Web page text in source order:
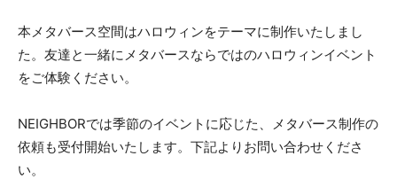
本メタバース空間はハロウィンをテーマに制作いたしまし
た。友達と一緒にメタバースならではのハロウィンイベント
をご体験ください。
NEIGHBORでは季節のイベントに応じた、メタバース制作の
依頼も受付開始いたします。下記よりお問い合わせくださ
い。